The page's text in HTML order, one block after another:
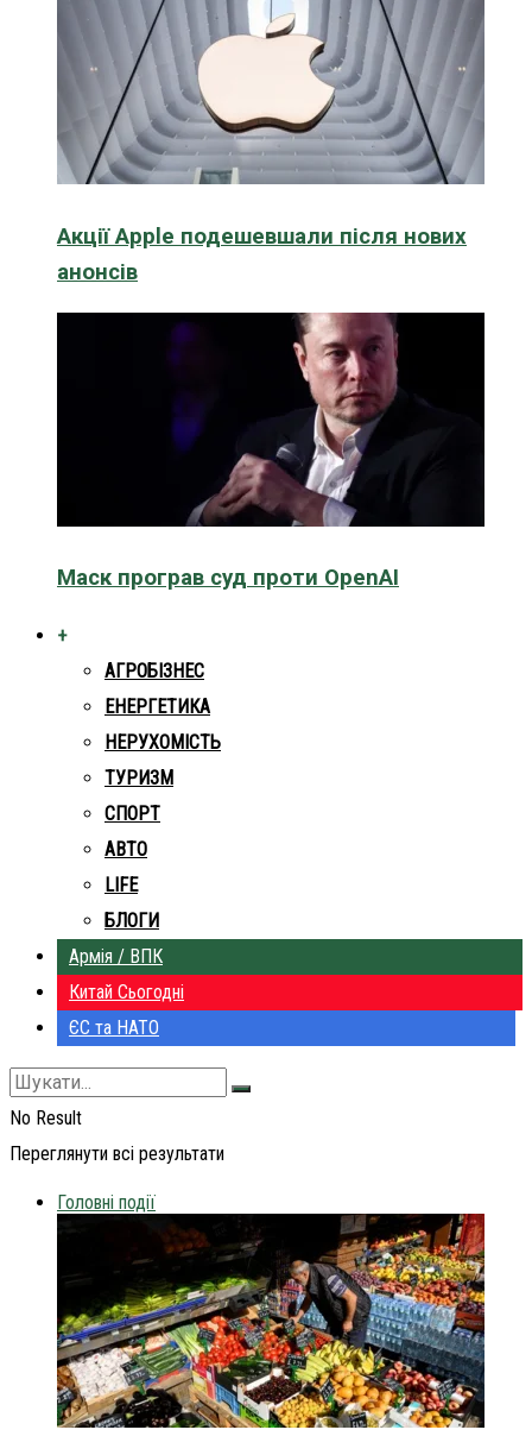
Акції Apple подешевшали після нових
анонсів
Маск програв суд проти OpenAI
+
АГРОБІЗНЕС
ЕНЕРГЕТИКА
НЕРУХОМІСТЬ
ТУРИЗМ
СПОРТ
АВТО
LIFE
БЛОГИ
Армія / ВПК
Китай Сьогодні
ЄС та НАТО
No Result
Переглянути всі результати
Головні події